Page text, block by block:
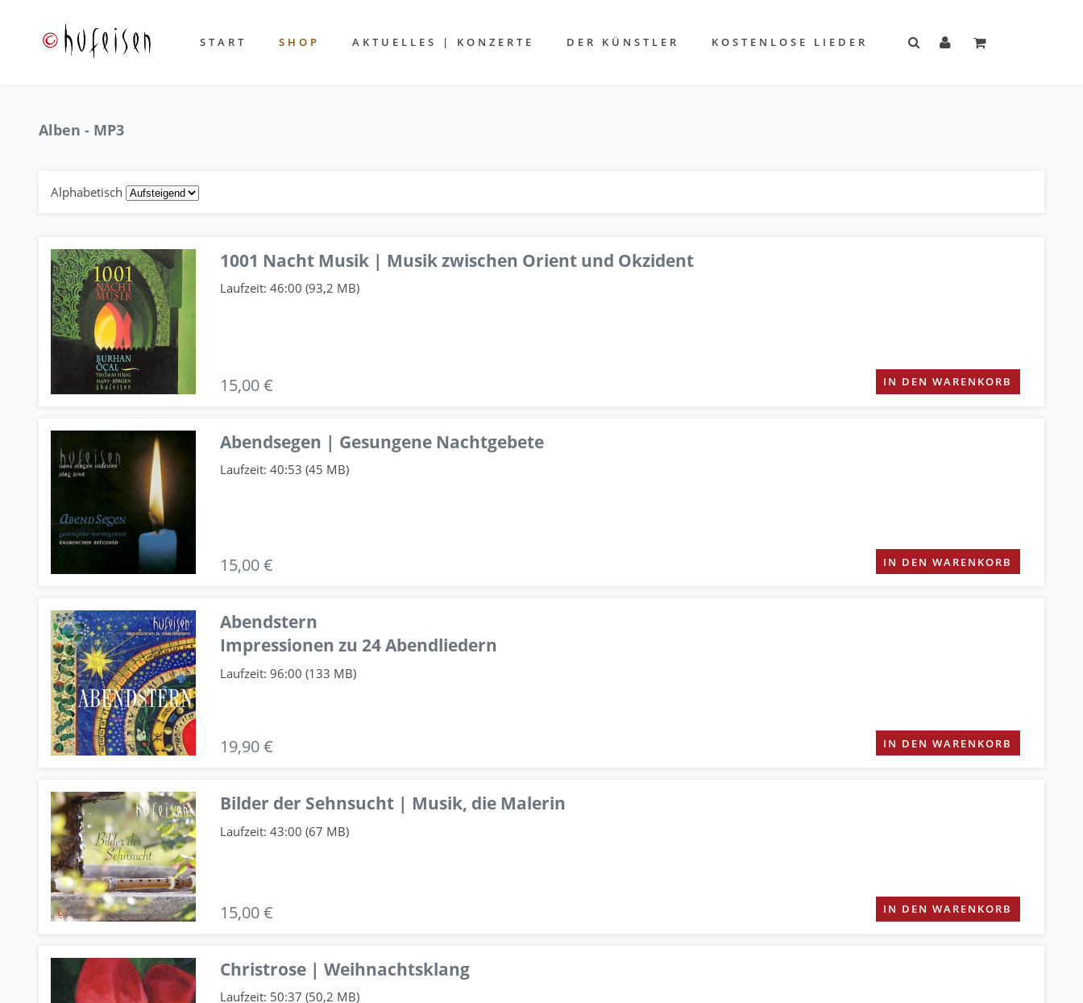
START SHOP AKTUELLES | KONZERTE DER KÜNSTLER KOSTENLOSE LIEDER
Alben - MP3
Alphabetisch
1001 Nacht Musik | Musik zwischen Orient und Okzident
Laufzeit: 46:00 (93,2 MB)
15,00 € IN DEN WARENKORB
Abendsegen | Gesungene Nachtgebete
Laufzeit: 40:53 (45 MB)
15,00 € IN DEN WARENKORB
Abendstern
Impressionen zu 24 Abendliedern
Laufzeit: 96:00 (133 MB)
19,90 € IN DEN WARENKORB
Bilder der Sehnsucht | Musik, die Malerin
Laufzeit: 43:00 (67 MB)
15,00 € IN DEN WARENKORB
Christrose | Weihnachtsklang
Laufzeit: 50:37 (50,2 MB)